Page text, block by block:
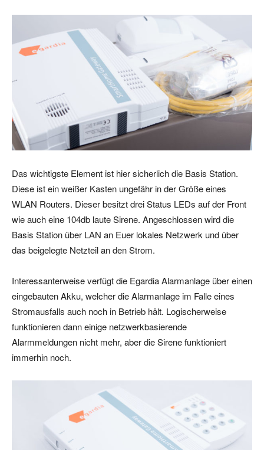
Das wichtigste Element ist hier sicherlich die Basis Station.
Diese ist ein weißer Kasten ungefähr in der Größe eines
WLAN Routers. Dieser besitzt drei Status LEDs auf der Front
wie auch eine 104db laute Sirene. Angeschlossen wird die
Basis Station über LAN an Euer lokales Netzwerk und über
das beigelegte Netzteil an den Strom.
Interessanterweise verfügt die Egardia Alarmanlage über einen
eingebauten Akku, welcher die Alarmanlage im Falle eines
Stromausfalls auch noch in Betrieb hält. Logischerweise
funktionieren dann einige netzwerkbasierende
Alarmmeldungen nicht mehr, aber die Sirene funktioniert
immerhin noch.